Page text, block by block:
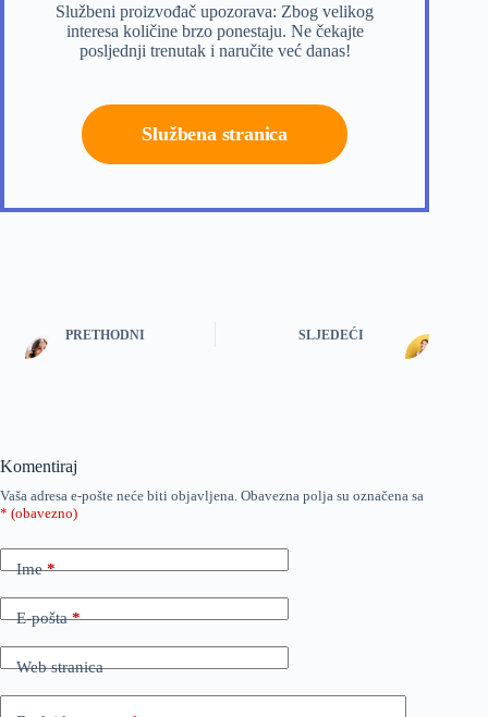
Službeni proizvođač upozorava: Zbog velikog
interesa količine brzo ponestaju. Ne čekajte
posljednji trenutak i naručite već danas!
Službena stranica
PRETHODNI SLJEDEĆI
Komentiraj
Vaša adresa e-pošte neće biti objavljena. Obavezna polja su označena sa
* (obavezno)
Ime*
E-pošta*
Web stranica